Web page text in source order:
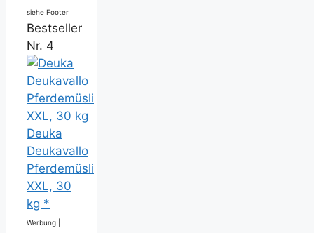
siehe Footer
Bestseller
Nr. 4
Deuka
Deukavallo
Pferdemüsli
XXL, 30
kg *
Werbung |